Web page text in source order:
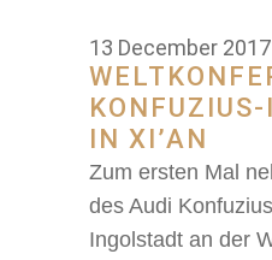
13 December 2017
IN XI’AN
Zum ersten Mal
des Audi
Ingolstadt an der